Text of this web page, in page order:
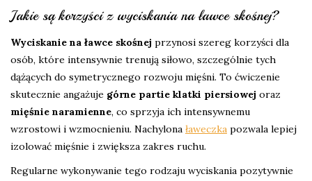
Jakie są korzyści z wyciskania na ławce skośnej?
Wyciskanie na ławce skośnej przynosi szereg korzyści dla
osób, które intensywnie trenują siłowo, szczególnie tych
dążących do symetrycznego rozwoju mięśni. To ćwiczenie
skutecznie angażuje górne partie klatki piersiowej oraz
mięśnie naramienne, co sprzyja ich intensywnemu
wzrostowi i wzmocnieniu. Nachylona ławeczka pozwala lepiej
izolować mięśnie i zwiększa zakres ruchu.
Regularne wykonywanie tego rodzaju wyciskania pozytywnie